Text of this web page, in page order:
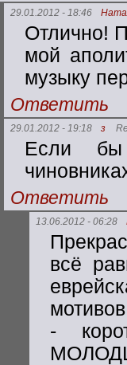
29.01.2012 - 18:46
Отлично!
мой
музыку
Ответить
29.01.2012 - 19:18 з
Если
Ответить
13.06.2012 - 06:28
всё
-